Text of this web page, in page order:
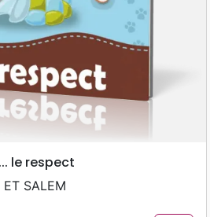
le respect
ET SALEM